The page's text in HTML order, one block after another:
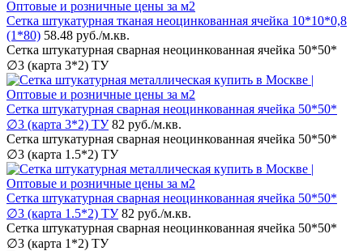
Сетка штукатурная тканая неоцинкованная ячейка 10*10*0,8
(1*80) 58.48 руб./м.кв.
Сетка штукатурная сварная неоцинкованная ячейка 50*50*
∅3 (карта 3*2) ТУ
Сетка штукатурная сварная неоцинкованная ячейка 50*50*
∅3 (карта 3*2) ТУ 82 руб./м.кв.
Сетка штукатурная сварная неоцинкованная ячейка 50*50*
∅3 (карта 1.5*2) ТУ
Сетка штукатурная сварная неоцинкованная ячейка 50*50*
∅3 (карта 1.5*2) ТУ 82 руб./м.кв.
Сетка штукатурная сварная неоцинкованная ячейка 50*50*
∅3 (карта 1*2) ТУ